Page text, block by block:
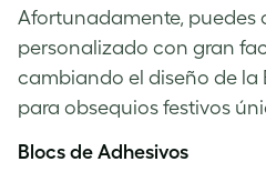
Afortunadamente, puedes
personalizado con gran
cambiando el diseño de la
para obsequios festivos
Blocs de Adhesivos